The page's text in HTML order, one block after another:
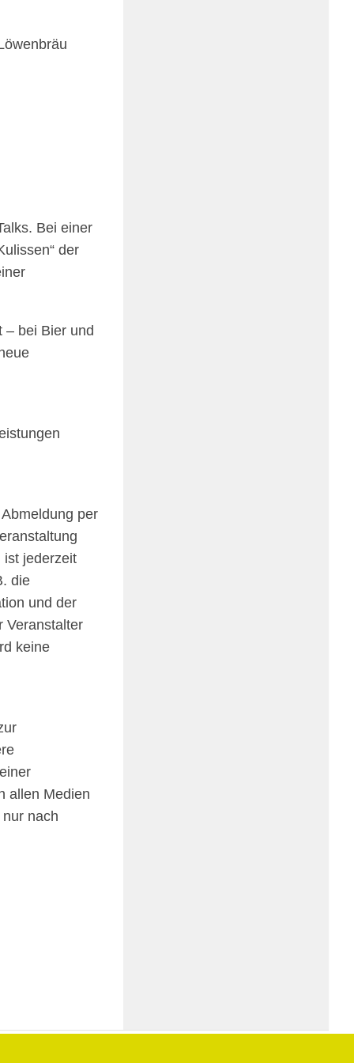
Bei einer
der
– bei Bier und
per
ist jeder­zeit
die
und der
Veran­stal­ter
keine
allen Medi­en
nach